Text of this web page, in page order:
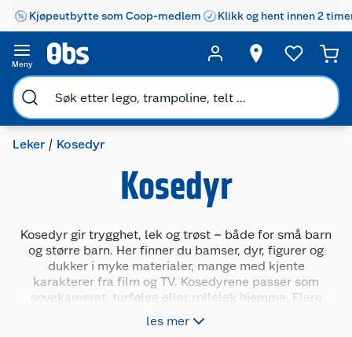
Kjøpeutbytte som Coop-medlem Klikk og hent innen 2
Meny
Leker Kosedyr
Kosedyr
Kosedyr gir trygghet, lek og trøst – både for små barn
og større barn. Her finner du bamser, dyr, figurer og
dukker i myke materialer, mange med kjente
karakterer fra film og TV. Kosedyrene passer som
sovekamerat, turfølge eller rollelek hjemme. Flere
modeller har detaljer som gjør dem ekstra spennende
å leke med eller samle på. Utvalget inkluderer ulike
les mer